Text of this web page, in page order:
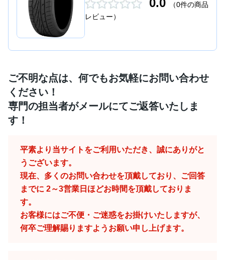
0.0
（0件の商品
レビュー）
ご不明な点は、何でもお気軽にお問い合わせ
ください！
専門の担当者がメールにてご返答いたしま
す！
平素より当サイトをご利用いただき、誠にありがと
うございます。
現在、多くのお問い合わせを頂戴しており、ご回答
までに 2～3営業日ほどお時間を頂戴しておりま
す。
お客様にはご不便・ご迷惑をお掛けいたしますが、
何卒ご理解賜りますようお願い申し上げます。